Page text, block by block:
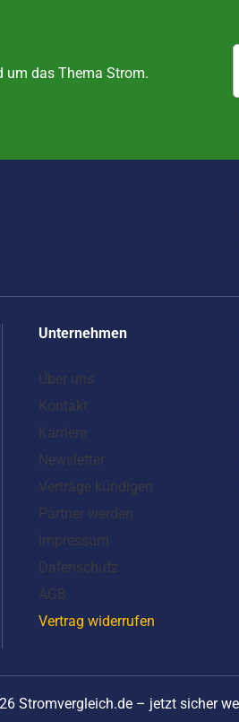
um das Thema Strom.
Unternehmen
Über uns
Kontakt
Karriere
Newsletter
Verträge kündigen
Partner werden
Impressum
Datenschutz
AGB
Vertrag widerrufen
Stromvergleich.de – jetzt sicher